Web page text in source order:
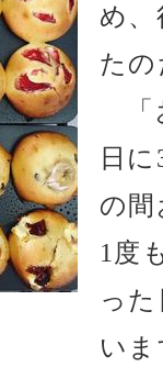
め
た
「
日
の
1度
っ
い